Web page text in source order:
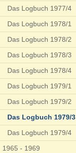
Das Logbuch 1977/4
Das Logbuch 1978/1
Das Logbuch 1978/2
Das Logbuch 1978/3
Das Logbuch 1978/4
Das Logbuch 1979/1
Das Logbuch 1979/2
Das Logbuch 1979/3
Das Logbuch 1979/4
1965 - 1969